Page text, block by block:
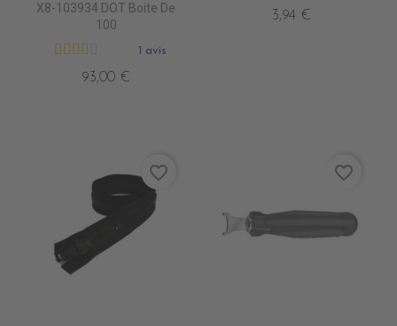
X8-103934 DOT Boite De
100
1 avis
93,00 €
3,94 €
favorite_border favorite_border